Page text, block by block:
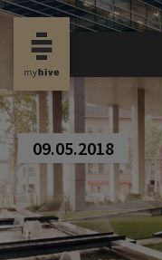
new
09.05.2018